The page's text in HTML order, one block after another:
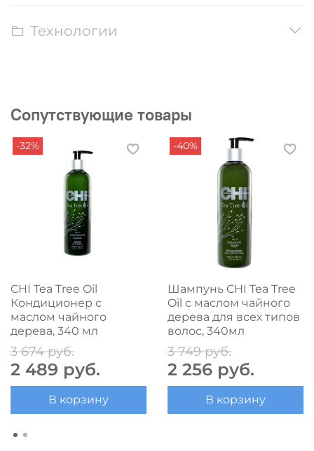
Технологии
Сопутствующие товары
-32%
CHI Tea Tree Oil
Кондиционер с
маслом чайного
дерева, 340 мл
3 674 руб.
2 489 руб.
В корзину
-40%
Шампунь CHI Tea Tree
Oil с маслом чайного
дерева для всех типов
волос, 340мл
3 749 руб.
2 256 руб.
В корзину